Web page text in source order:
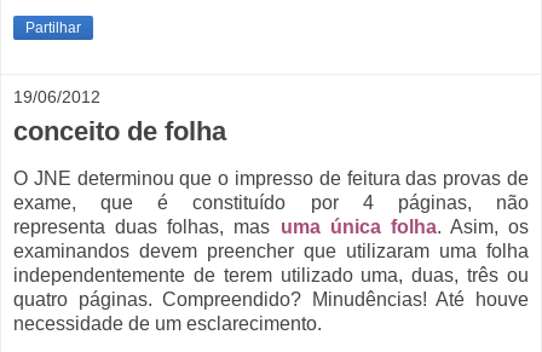
Partilhar
19/06/2012
conceito de folha
O JNE determinou que o impresso de feitura das provas de
exame, que é constituído por 4 páginas, não
representa duas folhas, mas uma única folha. Asim, os
examinandos devem preencher que utilizaram uma folha
independentemente de terem utilizado uma, duas, três ou
quatro páginas. Compreendido? Minudências! Até houve
necessidade de um esclarecimento.